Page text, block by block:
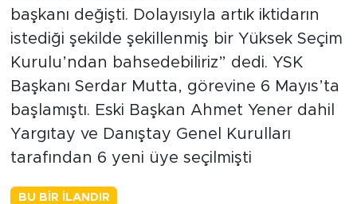
başkanı değişti. Dolayısıyla artık iktidarın
istediği şekilde şekillenmiş bir Yüksek Seçim
Kurulu’ndan bahsedebiliriz” dedi. YSK
Başkanı Serdar Mutta, görevine 6 Mayıs’ta
başlamıştı. Eski Başkan Ahmet Yener dahil
Yargıtay ve Danıştay Genel Kurulları
tarafından 6 yeni üye seçilmişti
BU BIR İLANDIR